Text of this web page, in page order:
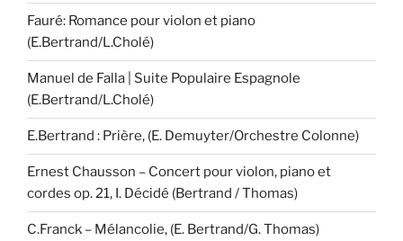
Fauré: Romance pour violon et piano
(E.Bertrand/L.Cholé)
Manuel de Falla | Suite Populaire Espagnole
(E.Bertrand/L.Cholé)
E.Bertrand : Prière, (E. Demuyter/Orchestre Colonne)
Ernest Chausson – Concert pour violon, piano et
cordes op. 21, I. Décidé (Bertrand / Thomas)
C.Franck – Mélancolie, (E. Bertrand/G. Thomas)